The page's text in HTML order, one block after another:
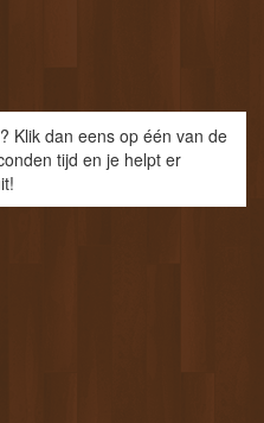
Klik dan eens op één van de
tijd en je helpt er